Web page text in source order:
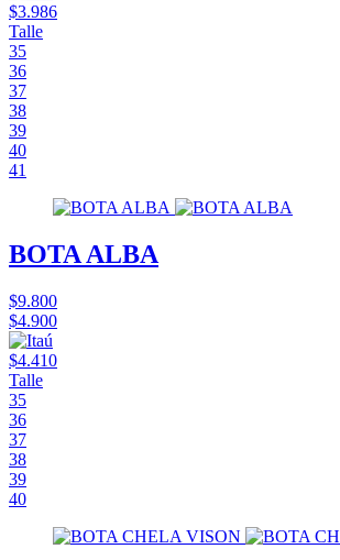
$3.986
Talle
35
36
37
38
39
40
41
BOTA ALBA
$9.800
$4.900
$4.410
Talle
35
36
37
38
39
40